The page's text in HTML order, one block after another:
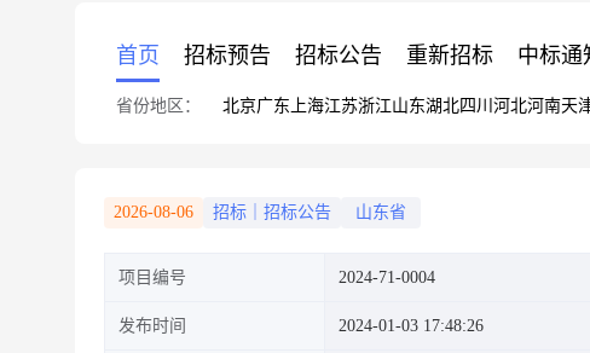
首页 招标预告 招标公告 重新招标 中标通
省份地区： 北京广东 上海江苏浙江山东湖北四川 河北河南天
2026-08-06 招标｜招标公告 山东省
项目编号 2024-71-0004
发布时间 2024-01-03 17:48:26